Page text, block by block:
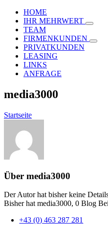
HOME
IHR MEHRWERT
TEAM
FIRMENKUNDEN
PRIVATKUNDEN
LEASING
LINKS
ANFRAGE
media3000
Startseite
Über media3000
Der Autor hat bisher keine
Bisher hat media3000, 0 Blog
+43 (0) 463 287 281